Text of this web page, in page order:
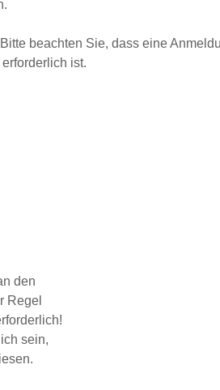
Bitte beachten Sie, dass eine
ist.
den
Regel
sein,